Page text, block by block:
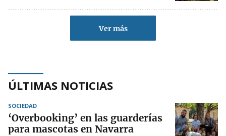
Ver más
ÚLTIMAS NOTICIAS
SOCIEDAD
‘Overbooking’ en las guarderías
para mascotas en Navarra